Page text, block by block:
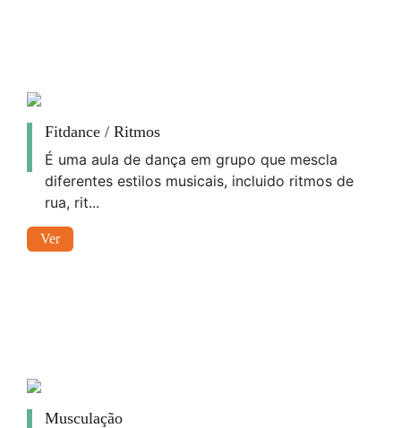
Fitdance / Ritmos
É uma aula de dança em grupo que mescla
diferentes estilos musicais, incluido ritmos de
rua, rit...
Ver
Musculação